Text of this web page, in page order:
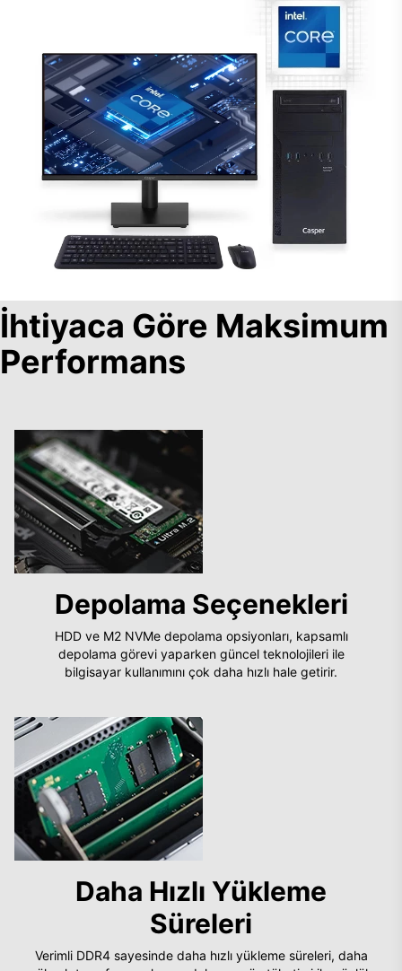
İhtiyaca Göre Maksimum
Performans
Depolama Seçenekleri
HDD ve M2 NVMe depolama opsiyonları, kapsamlı
depolama görevi yaparken güncel teknolojileri ile
bilgisayar kullanımını çok daha hızlı hale getirir.
Daha Hızlı Yükleme
Süreleri
Verimli DDR4 sayesinde daha hızlı yükleme süreleri, daha